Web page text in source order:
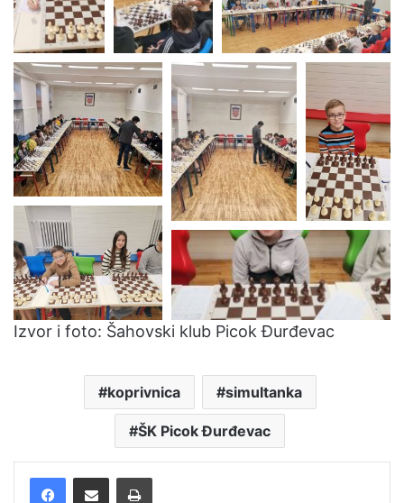
Izvor i foto: Šahovski klub Picok Đurđevac
koprivnica simultanka
ŠK Picok Đurđevac